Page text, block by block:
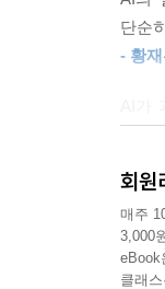
나만
초안
비전
캔바
커서
［팁
에필
AI의
둘러
유연
조합
내 업
단순
- 황
『AI
업무
- 차
회원
매주
3,000
eBook
클래